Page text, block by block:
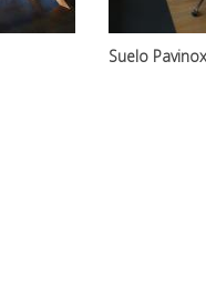
Suelo